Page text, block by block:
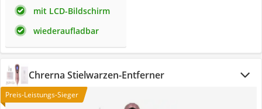
mit LCD-Bildschirm
wiederaufladbar
Chrerna Stielwarzen-Entferner
Preis-Leistungs-Sieger